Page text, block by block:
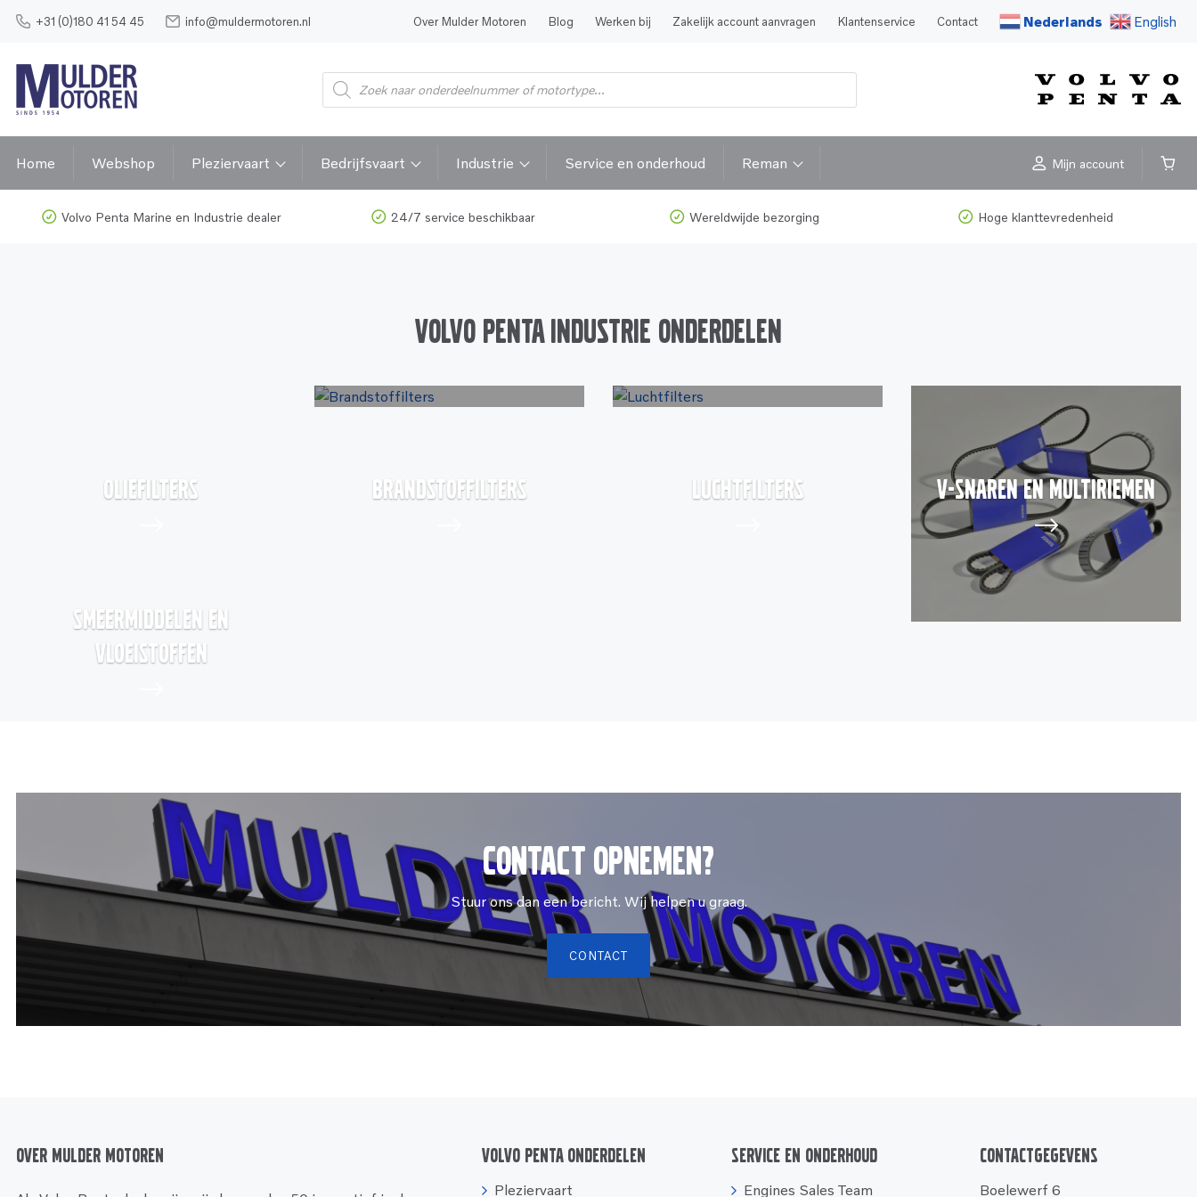
+31 (0)180 41 54 45 info@muldermotoren.nl Over Mulder Motoren Blog Werken bij Zakelijk account aanvragen Klantenservice Contact Nederlands English
Producten
zoeken
Home Webshop Pleziervaart Bedrijfsvaart Industrie Service en onderhoud Reman Mijn account
Volvo Penta Marine en Industrie dealer 24/7 service beschikbaar Wereldwijde bezorging Hoge klanttevredenheid
Volvo Penta Industrie Onderdelen
Oliefilters Brandstoffilters Luchtfilters V-snaren en Multiriemen
Smeermiddelen en
Vloeistoffen
Contact opnemen?
Stuur ons dan een bericht. Wij helpen u graag.
CONTACT
Over Mulder Motoren Volvo Penta onderdelen
Pleziervaart
Service en onderhoud
Engines Sales Team
Contactgegevens
Boelewerf 6